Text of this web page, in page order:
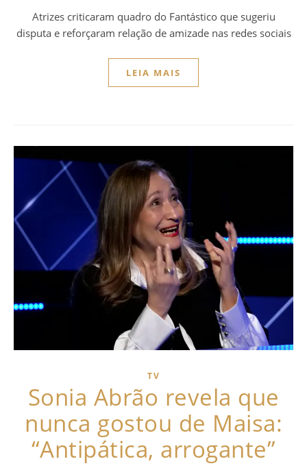
Atrizes criticaram quadro do Fantástico que sugeriu
disputa e reforçaram relação de amizade nas redes sociais
LEIA MAIS
TV
Sonia Abrão revela que
nunca gostou de Maisa:
“Antipática, arrogante”